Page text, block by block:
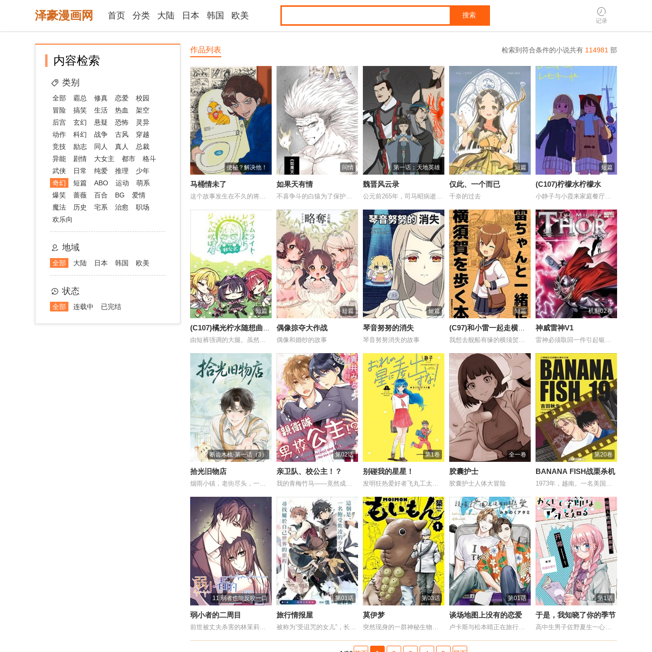
泽豪漫画网 首页 分类 大陆 日本 韩国 欧美 搜索
记录
内容检索
类别
全部 霸总 修真 恋爱
校园
冒险
搞笑 生活 热血
架空
后宫
玄幻 悬疑 恐怖
灵异
动作
科幻 战争 古风
穿越
竞技
励志 同人 真人
总裁
异能
剧情 大女主 都市
格斗
武侠
日常 纯爱 推理
少年
奇幻
短篇 ABO 运动
萌系
爆笑
蔷薇 百合 BG
爱情
魔法
历史 宅系 治愈
职场
欢乐向
地域
全部 大陆 日本 韩国 欧美
状态
全部 连载中 已完结
作品列表 检索到符合条件的小说共有 114981 部
便秘？解决他！
马桶情未了
问情
如果天有情
第一话；天地英雄
魏晋风云录
短篇
仅此、一个而已
千奈的过去
短篇
(C107)柠檬水柠檬水
短篇
(C107)橘光柠水随想曲的
非官方
短篇
偶像掠夺大作战
偶像和婚纱的故事
短篇
琴音努努的消失
琴音努努消失的故事
短篇
(C97)和小雷一起走横须
贺的书
机翻02卷
神威雷神V1
断齿木梳-第一话（3）
拾光旧物店
第02话
亲卫队、校公主！？
第1卷
别碰我的星星！
全一卷
胶囊护士
胶囊护士人体大冒险
第20卷
BANANA FISH战栗杀机
11 弱者也能反咬一口
弱小者的二周目
第01话
旅行情报屋
第03话
莫伊梦
第01话
谈场地图上没有的恋爱
第1话
于是，我知晓了你的季节